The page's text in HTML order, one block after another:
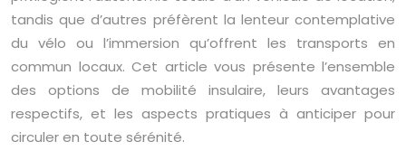
tandis que d’autres préfèrent la lenteur contemplative
du vélo ou l’immersion qu’offrent les transports en
commun locaux. Cet article vous présente l’ensemble
des options de mobilité insulaire, leurs avantages
respectifs, et les aspects pratiques à anticiper pour
circuler en toute sérénité.